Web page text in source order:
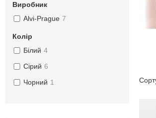
Виробник
Alvi-Prague 7
Колір
Білий 4
Сірий 6
Чорний 1